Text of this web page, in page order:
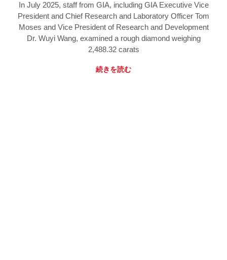
In July 2025, staff from GIA, including GIA Executive Vice
President and Chief Research and Laboratory Officer Tom
Moses and Vice President of Research and Development
Dr. Wuyi Wang, examined a rough diamond weighing
2,488.32 carats
続きを読む